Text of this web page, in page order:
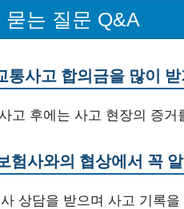
묻는 질문 Q&A
통사고 합의금을 많이
고 후에는 사고 현장의 증
험사와의 협상에서 꼭
상담을 받으며 사고 기록